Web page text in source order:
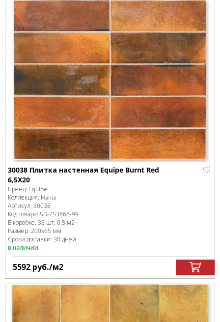
30038 Плитка настенная Equipe Burnt Red
6,5X20
Бренд: Equipe
Коллекция: Hanoi
Артикул: 30038
Код товара: SD-253866-99
В коробке: 38 шт, 0.5 м2
Размер: 200x65 мм
Сроки доставки: 30 дней
в наличии
5592 руб./м2